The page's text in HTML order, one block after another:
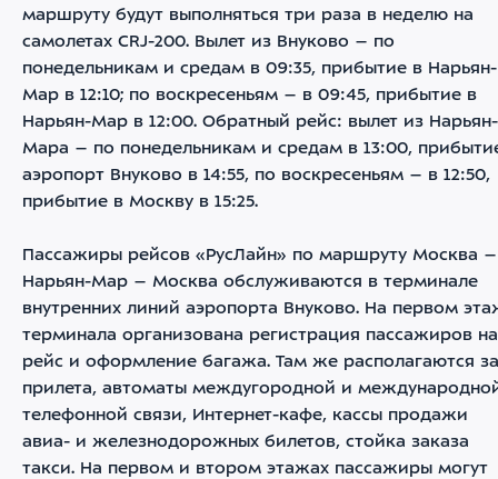
маршруту будут выполняться три раза в неделю на
самолетах СRJ-200. Вылет из Внуково – по
понедельникам и средам в 09:35, прибытие в Нарьян-
Мар в 12:10; по воскресеньям – в 09:45, прибытие в
Нарьян-Мар в 12:00. Обратный рейс: вылет из Нарьян-
Мара – по понедельникам и средам в 13:00,
аэропорт Внуково в 14:55, по воскресеньям – в 12:50,
прибытие в Москву в 15:25.
Пассажиры рейсов «РусЛайн» по маршруту Москва –
Нарьян-Мар – Москва обслуживаются в терминале
внутренних линий аэропорта Внуково. На первом
терминала организована регистрация пассажиров на
рейс и оформление багажа. Там же располагаются
прилета, автоматы междугородной и
телефонной связи, Интернет-кафе, кассы продажи
авиа- и железнодорожных билетов, стойка заказа
такси. На первом и втором этажах пассажиры могут